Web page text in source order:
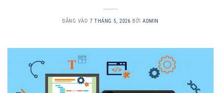
ĐĂNG VÀO 7 THÁNG 5, 2026 BỞIADMIN